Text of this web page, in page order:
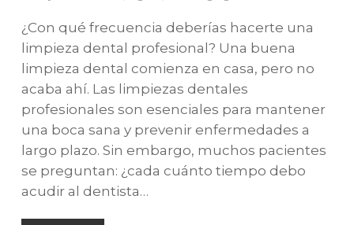
¿Con qué frecuencia deberías hacerte una
limpieza dental profesional? Una buena
limpieza dental comienza en casa, pero no
acaba ahí. Las limpiezas dentales
profesionales son esenciales para mantener
una boca sana y prevenir enfermedades a
largo plazo. Sin embargo, muchos pacientes
se preguntan: ¿cada cuánto tiempo debo
acudir al dentista…